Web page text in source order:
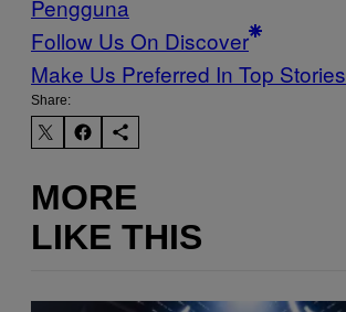
Pengguna
Follow Us On Discover
Make Us Preferred In Top Stories
Share:
MORE
LIKE THIS